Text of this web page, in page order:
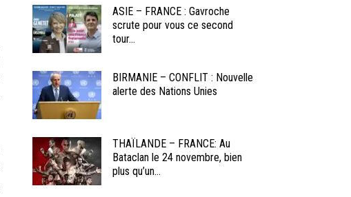
ASIE – FRANCE : Gavroche
scrute pour vous ce second
tour...
BIRMANIE – CONFLIT : Nouvelle
alerte des Nations Unies
THAÏLANDE – FRANCE: Au
Bataclan le 24 novembre, bien
plus qu’un...